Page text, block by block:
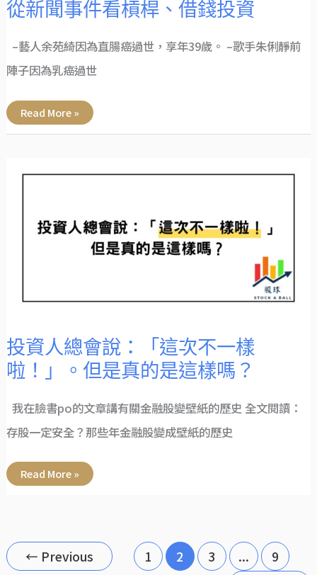
從新聞事件看槓桿、借錢投資
–藝人余苑綺因為直腸癌過世，享年39歲。 –歌手朱俐靜前
陣子因為乳癌過世
Read More »
投資人總會說：「這次不一樣
啦！」。但是真的是這樣嗎？
我在臉書po的文章講有關金融股變壁紙的歷史 全文閱讀：
存股一定安全？那些年金融股變成壁紙的歷史
資
「這
真
樣
嗎？
Read More »
← Previous 1 2 3 ...
9